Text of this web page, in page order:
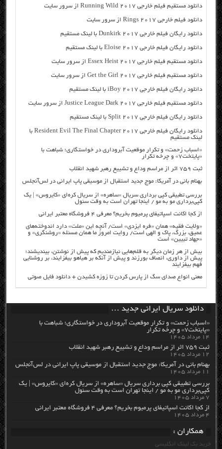
دانلود مستقیم فیلم خارجی Running Wild 2017 از سرور سایت
دانلود فیلم خارجی Rings 2017 از سرور سایت
دانلود رایگان فیلم خارجی Dunkirk 2017 با لینک مستقیم
دانلود رایگان فیلم خارجی Eloise 2017 با لینک مستقیم
دانلود مستقیم فیلم خارجی Essex Heist 2017 از سرور سایت
دانلود مستقیم فیلم خارجی Get the Girl 2017 از سرور سایت
دانلود رایگان فیلم خارجی iBoy 2017 با لینک مستقیم
دانلود مستقیم فیلم خارجی Justice League Dark 2017 از سرور سایت
دانلود رایگان فیلم خارجی Split 2017 با لینک مستقیم
دانلود رایگان فیلم خارجی Resident Evil The Final Chapter 2017 با
لینک مستقیم
«اسباب زحمت» و تکرار موقعیت آبروداری در خواستگاری؛ شباهت با
«پایتخت۷» و چرخه تکرار
ثبت ۷۵۹ اثر از مراسم وداع و تشییع رهبر شهید انقلاب
بهنام بانی در آمریکا: موج جدید استقبال از موسیقی پاپ ایرانی در لس‌آنجلس
بررسی تطبیقی کپی برداری سریال «ساهره» از سریال کره‌ای «کایروس» | یک
کپی‌برداری مو به مو / اینجا تهران است به وقت سئول
از کجا اکانت اسپاتیفای پرمیوم بخریم؟ معرفی ۴ فروشگاه معتبر ایرانی
«ولایت فقیه» همان «فره ایزدی» است/ آنچه این «ملت» دارد اندوخته‌های
عمیق، بزرگ، پاک و الهی است/ روایت امروز ما همان مسئله «روشنگری» و
«جهاد تبیین» است
بیش از هر زمان دیگر به قلم‌هایی نیازمندیم که پیش از نوشتن، بیندیشند؛
پیش از داوری، انصاف بورزند و پیش از آنکه بر هیاهو بیفزایند، بر روشنایی
فهم بیفزایند
معنی انواع صدای سگ از پارس کردن تا زوزه کشیدن + دانلود فایل صوتی
دانلود سریال ایرانی جدید …
«اسباب زحمت» و تکرار موقعیت آبروداری در خواستگاری؛ شباهت با
«پایتخت۷» و چرخه تکرار
۱۴ مرداد ۱۴۰۵
ثبت ۷۵۹ اثر از مراسم وداع و تشییع رهبر شهید انقلاب
۱۲ مرداد ۱۴۰۵
بهنام بانی در آمریکا: موج جدید استقبال از موسیقی پاپ ایرانی در لس‌آنجلس
۱۱ مرداد ۱۴۰۵
بررسی تطبیقی کپی برداری سریال «ساهره» از سریال کره‌ای «کایروس» | یک
کپی‌برداری مو به مو / اینجا تهران است به وقت سئول
۷ مرداد ۱۴۰۵
از کجا اکانت اسپاتیفای پرمیوم بخریم؟ معرفی ۴ فروشگاه معتبر ایرانی
۴ مرداد ۱۴۰۵
همکاران :
خرید بک لینک انگلیسی